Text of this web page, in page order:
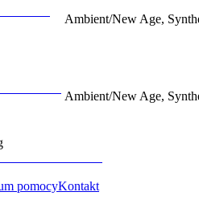
Ambient/New Age,
Ambient/New Age,
pomocyKontakt